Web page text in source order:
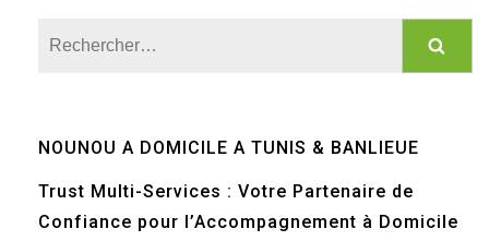
NOUNOU A DOMICILE A TUNIS & BANLIEUE
Trust Multi-Services : Votre Partenaire de
Confiance pour l’Accompagnement à Domicile